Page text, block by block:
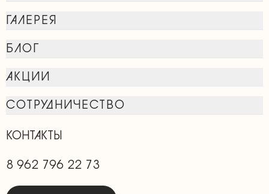
ГАЛЕРЕЯ
БЛОГ
АКЦИИ
СОТРУДНИЧЕСТВО
КОНТАКТЫ
8 962 796 22 73